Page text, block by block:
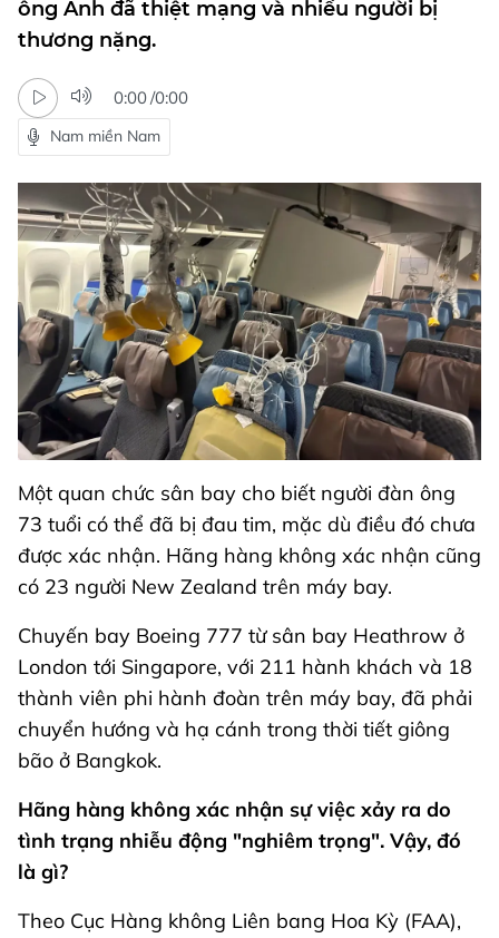
ông Anh đã thiệt mạng và nhiều người bị
thương nặng.
0:00/0:00
Nam miền Nam
Một quan chức sân bay cho biết người đàn ông
73 tuổi có thể đã bị đau tim, mặc dù điều đó chưa
được xác nhận. Hãng hàng không xác nhận cũng
có 23 người New Zealand trên máy bay.
Chuyến bay Boeing 777 từ sân bay Heathrow ở
London tới Singapore, với 211 hành khách và 18
thành viên phi hành đoàn trên máy bay, đã phải
chuyển hướng và hạ cánh trong thời tiết giông
bão ở Bangkok.
Hãng hàng không xác nhận sự việc xảy ra do
tình trạng nhiễu động "nghiêm trọng". Vậy, đó
là gì?
Theo Cục Hàng không Liên bang Hoa Kỳ (FAA),